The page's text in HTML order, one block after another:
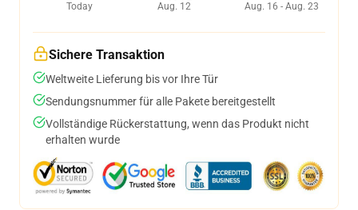
Today
Aug. 12
Aug. 16 - Aug. 23
Sichere Transaktion
Weltweite Lieferung bis vor Ihre Tür
Sendungsnummer für alle Pakete bereitgestellt
Vollständige Rückerstattung, wenn das Produkt nicht
erhalten wurde